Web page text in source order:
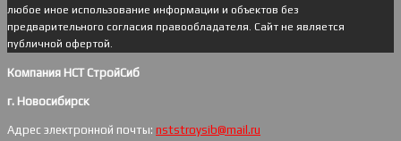
любое иное использование информации и объектов без
предварительного согласия правообладателя. Cайт не является
публичной офертой.
Компания НСТ СтройСиб
г. Новосибирск
Адрес электронной почты: nststroysib@mail.ru